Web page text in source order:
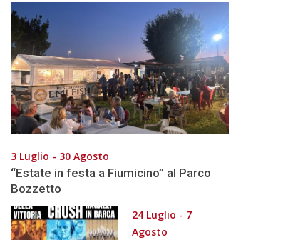
3 Luglio - 30 Agosto
“Estate in festa a Fiumicino” al Parco
Bozzetto
24 Luglio - 7
Agosto